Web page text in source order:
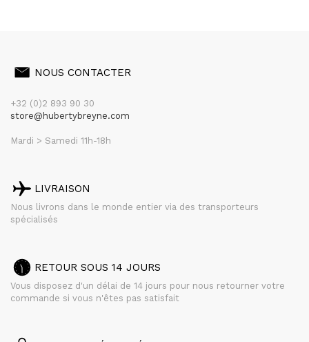
NOUS CONTACTER
+32 (0)2 893 90 30
store@hubertybreyne.com
Mardi > Samedi 11h-18h
LIVRAISON
Nous livrons dans le monde entier via des transporteurs
spécialisés
RETOUR SOUS 14 JOURS
Vous disposez d'un délai de 14 jours pour nous retourner votre
commande si vous n'êtes pas satisfait